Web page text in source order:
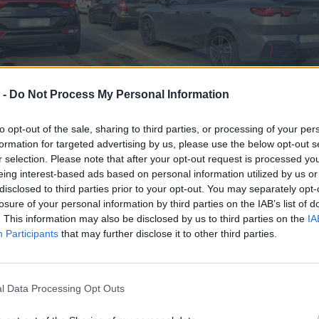
- Do Not Process My Personal Information
opt-out of the sale, sharing to third parties, or processing of your
for targeted advertising by us, please use the below opt-out
selection. Please note that after your opt-out request is processed
interest-based ads based on personal information utilized by us
to third parties prior to your opt-out. You may separately
of your personal information by third parties on the IAB’s list of
This information may also be disclosed by us to third parties on the
Participants that may further disclose it to other third parties.
Data Processing Opt Outs
η δημιουργία μεγάλων μποτιλιαρισμάτων,
με τους οδηγούς να χάνουν πολύτιμο χρόνο
πολλούς εργαζόμενους που μετακινούνται από και
η κατάσταση έχει πλέον ξεπεράσει τα όρια
έχει εξελιχθεί σε ένα σοβαρό πρόβλημα της